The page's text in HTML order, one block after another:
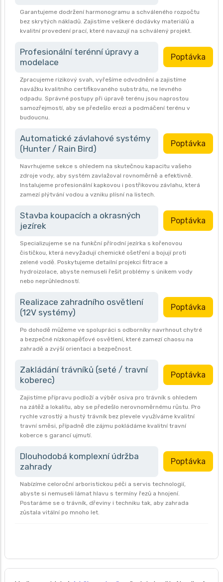
Garantujeme dodržení harmonogramu a schváleného rozpočtu
bez skrytých nákladů. Zajistíme veškeré dodávky materiálů a
kvalitní provedení prací, které navazují na schválený projekt.
Profesionální terénní úpravy a
modelace
Poptávka
Zpracujeme rizikový svah, vyřešíme odvodnění a zajistíme
navážku kvalitního certifikovaného substrátu, ne levného
odpadu. Správné postupy při úpravě terénu jsou naprostou
samozřejmostí, aby se předešlo erozi a podmáčení terénu v
budoucnu.
Automatické závlahové systémy
(Hunter / Rain Bird)
Poptávka
Navrhujeme sekce s ohledem na skutečnou kapacitu vašeho
zdroje vody, aby systém zavlažoval rovnoměrně a efektivně.
Instalujeme profesionální kapkovou i postřikovou závlahu, která
zamezí plýtvání vodou a vzniku plísní na listech.
Stavba koupacích a okrasných
jezírek
Poptávka
Specializujeme se na funkční přírodní jezírka s kořenovou
čističkou, která nevyžadují chemické ošetření a bojují proti
zelené vodě. Poskytujeme detailní projekci filtrace a
hydroizolace, abyste nemuseli řešit problémy s únikem vody
nebo neprůhledností.
Realizace zahradního osvětlení
(12V systémy)
Poptávka
Po dohodě můžeme ve spolupráci s odborníky navrhnout chytré
a bezpečné nízkonapěťové osvětlení, které zamezí chaosu na
zahradě a zvýší orientaci a bezpečnost.
Zakládání trávníků (seté / travní
koberec)
Poptávka
Zajistíme přípravu podloží a výběr osiva pro trávník s ohledem
na zátěž a lokalitu, aby se předešlo nerovnoměrnému růstu. Pro
rychle vzrostlý a hustý trávník bez plevele využíváme kvalitní
travní směsi, případně dle zájmu pokládáme kvalitní travní
koberce s garancí ujmutí.
Dlouhodobá komplexní údržba
zahrady
Poptávka
Nabízíme celoroční arboristickou péči a servis technologií,
abyste si nemuseli lámat hlavu s termíny řezů a hnojení.
Postaráme se o trávník, dřeviny i techniku tak, aby zahrada
zůstala vitální po mnoho let.